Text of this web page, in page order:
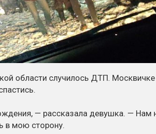
области случилось ДТП.
— рассказала девушка. — Нам
в мою сторону.